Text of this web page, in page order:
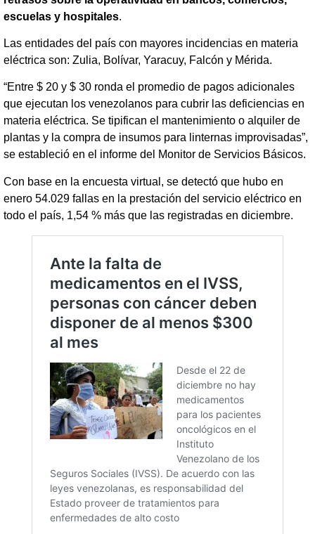
escuelas y hospitales.
Las entidades del país con mayores incidencias en materia
eléctrica son: Zulia, Bolívar, Yaracuy, Falcón y Mérida.
“Entre $ 20 y $ 30 ronda el promedio de pagos adicionales
que ejecutan los venezolanos para cubrir las deficiencias en
materia eléctrica. Se tipifican el mantenimiento o alquiler de
plantas y la compra de insumos para linternas improvisadas”,
se estableció en el informe del Monitor de Servicios Básicos.
Con base en la encuesta virtual, se detectó que hubo en
enero 54.029 fallas en la prestación del servicio eléctrico en
todo el país, 1,54 % más que las registradas en diciembre.